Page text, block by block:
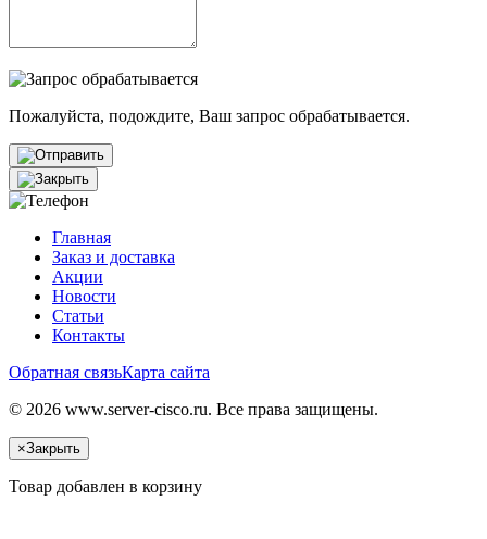
Пожалуйста, подождите, Ваш запрос обрабатывается.
Главная
Заказ и доставка
Акции
Новости
Статьи
Контакты
Обратная связьКарта сайта
© 2026 www.server-cisco.ru. Все права защищены.
×Закрыть
Товар добавлен в корзину